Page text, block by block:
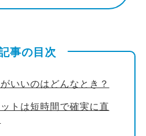
事の目次
いいのはどんなとき？
トは短時間で確実に直